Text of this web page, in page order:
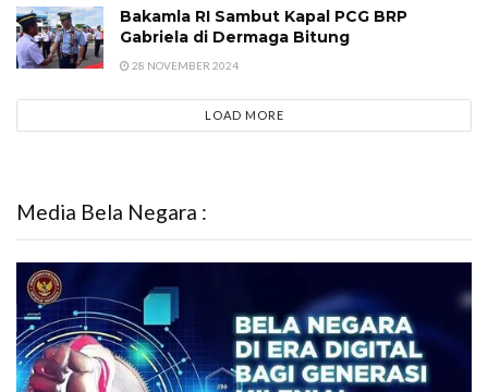
Bakamla RI Sambut Kapal PCG BRP
Gabriela di Dermaga Bitung
28 NOVEMBER 2024
LOAD MORE
Media Bela Negara :